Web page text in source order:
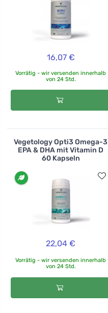
16,07 €
Vorrätig - wir versenden innerhalb
von 24 Std.
Vegetology Opti3 Omega-3
EPA & DHA mit Vitamin D
60 Kapseln
22,04 €
Vorrätig - wir versenden innerhalb
von 24 Std.